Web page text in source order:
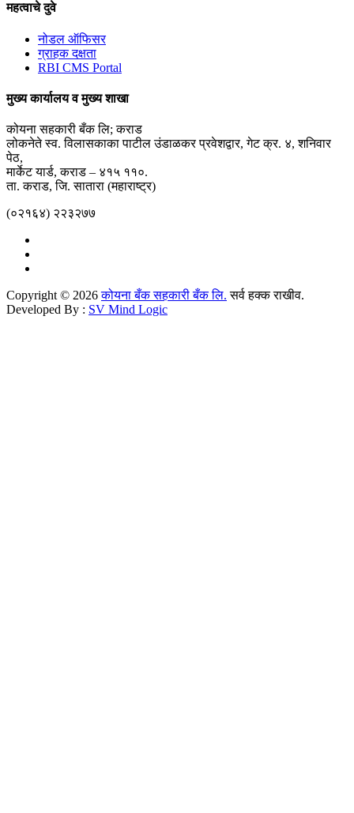
महत्वाचे दुवे
नोडल ऑफिसर
ग्राहक दक्षता
RBI CMS Portal
मुख्य कार्यालय व मुख्य शाखा
कोयना सहकारी बँक लि; कराड
लोकनेते स्व. विलासकाका पाटील उंडाळकर प्रवेशद्वार, गेट क्र. ४, शनिवार
पेठ,
मार्केट यार्ड, कराड – ४१५ ११०.
ता. कराड, जि. सातारा (महाराष्ट्र)
(०२१६४) २२३२७७
Copyright © 2026कोयना बँक सहकारी बँक लि. सर्व हक्क राखीव.
Developed By : SV Mind Logic